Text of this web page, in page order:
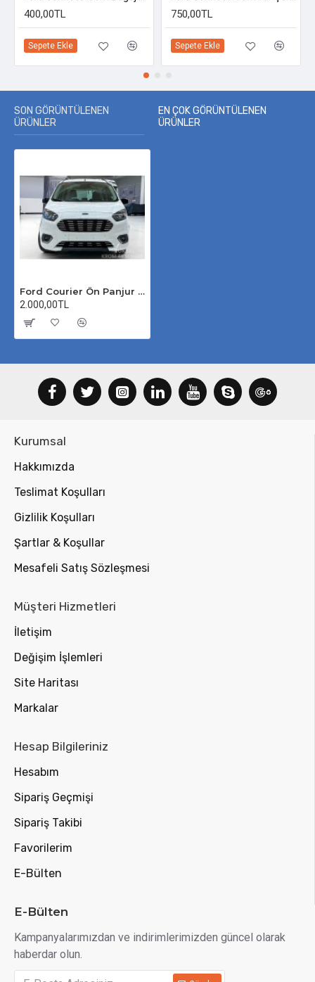
400,00TL
Sepete Ekle
750,00TL
Sepete Ekle
SON GÖRÜNTÜLENEN
ÜRÜNLER
EN ÇOK GÖRÜNTÜLENEN
ÜRÜNLER
Ford Courier Ön Panjur Çıtası 12 Parça 2017 Üzeri Uyumlu
2.000,00TL
Kurumsal
Hakkımızda
Teslimat Koşulları
Gizlilik Koşulları
Şartlar & Koşullar
Mesafeli Satış Sözleşmesi
Müşteri Hizmetleri
İletişim
Değişim İşlemleri
Site Haritası
Markalar
Hesap Bilgileriniz
Hesabım
Sipariş Geçmişi
Sipariş Takibi
Favorilerim
E-Bülten
E-Bülten
Kampanyalarımızdan ve indirimlerimizden güncel olarak
haberdar olun.